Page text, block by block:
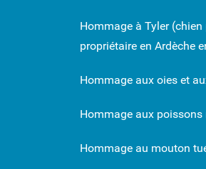
Hommage à Tyler
propriétaire en Ardèche
Hommage aux oies et
Hommage aux
Hommage au mouton